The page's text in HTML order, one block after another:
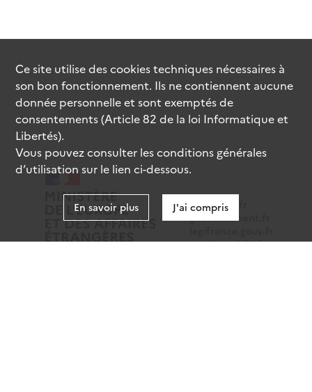
data.gouv.fr
gouvernement.fr
service-public.fr
Ce site utilise descookiestechniques nécessaires à
son bon fonctionnement. Ils ne contiennent aucune
donnée personnelle et sont exemptés de
consentements (Article 82 de la loi Informatique et
Libertés).
Vous pouvez consulter les conditions générales
d’utilisation sur le lien ci-dessous.
En savoir plus J'ai compris